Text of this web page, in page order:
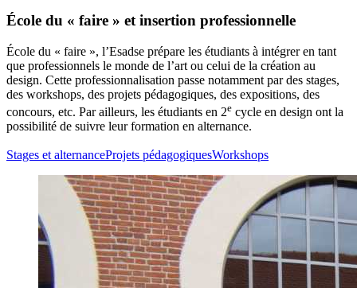
École du « faire » et insertion professionnelle
École du « faire », l’Esadse prépare les étudiants à intégrer en tant
que professionnels le monde de l’art ou celui de la création au
design. Cette professionnalisation passe notamment par des stages,
des workshops, des projets pédagogiques, des expositions, des
concours, etc. Par ailleurs, les étudiants en 2e cycle en design ont la
possibilité de suivre leur formation en alternance.
Stages et alternanceProjets pédagogiquesWorkshops